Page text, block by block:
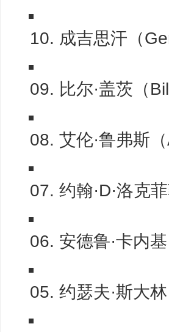
10. 成吉思汗（
09. 比尔·盖茨（
08. 艾伦·鲁弗斯
07. 约翰·D·洛克
06. 安德鲁·卡内
05. 约瑟夫·斯大